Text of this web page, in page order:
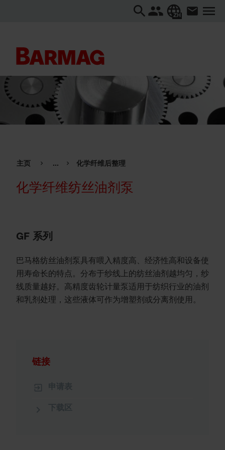
ZH
主页 ... 化学纤维后整理
化学纤维纺丝油剂泵
GF 系列
巴马格纺丝油剂泵具有喂入精度高、经济性高和设备使
用寿命长的特点。分布于纱线上的纺丝油剂越均匀，纱
线质量越好。高精度齿轮计量泵适用于纺织行业的油剂
和乳剂处理，这些液体可作为增塑剂或分离剂使用。
链接